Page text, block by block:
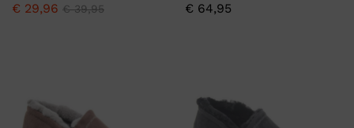
€ 29,96 €39,95 € 64,95